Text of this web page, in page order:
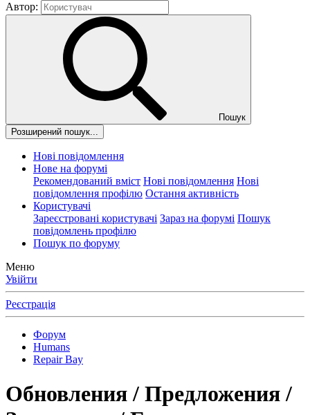
Автор:
Пошук
Розширений пошук...
Нові повідомлення
Нове на форумі
Рекомендований вміст Нові повідомлення Нові
повідомлення профілю Остання активність
Користувачі
Зареєстровані користувачі Зараз на форумі Пошук
повідомлень профілю
Пошук по форуму
Меню
Увійти
Реєстрація
Форум
Humans
Repair Bay
Обновления / Предложения /